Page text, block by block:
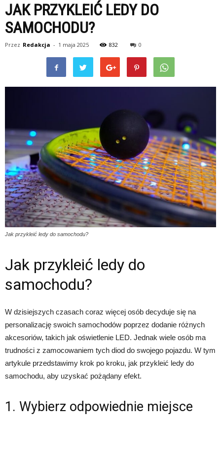
JAK PRZYKLEIĆ LEDY DO
SAMOCHODU?
Przez Redakcja - 1 maja 2025 832 0
Jak przykleić ledy do samochodu?
Jak przykleić ledy do
samochodu?
W dzisiejszych czasach coraz więcej osób decyduje się na
personalizację swoich samochodów poprzez dodanie różnych
akcesoriów, takich jak oświetlenie LED. Jednak wiele osób ma
trudności z zamocowaniem tych diod do swojego pojazdu. W tym
artykule przedstawimy krok po kroku, jak przykleić ledy do
samochodu, aby uzyskać pożądany efekt.
1. Wybierz odpowiednie miejsce